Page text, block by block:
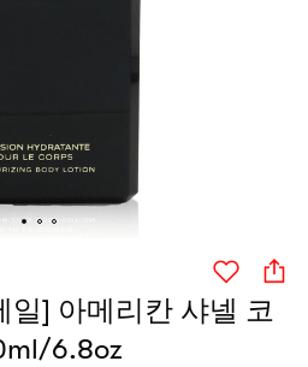
일] 아메리칸 샤넬 코
6.8oz